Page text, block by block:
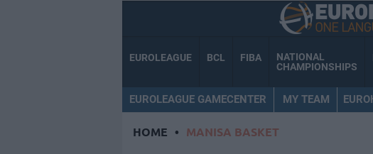
EUROLEAGUE BCL FIBA
NATIONAL
CHAMPIONSHIPS
EUROLEAGUE GAMECENTER MY TEAM
HOME • MANISA BASKET